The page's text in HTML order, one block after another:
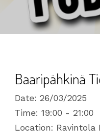
Baaripähkinä
Date: 26/03/2025
Time: 19:00 - 21:00
Location: Ravintola